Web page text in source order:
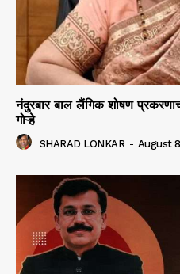
नंदुरबार बाल लैंगिक शोषण
गोऱ्हे
SHARAD LONKAR - August